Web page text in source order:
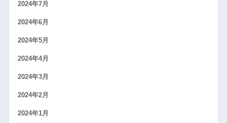
2024年7月
2024年6月
2024年5月
2024年4月
2024年3月
2024年2月
2024年1月